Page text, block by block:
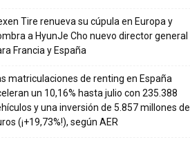
Tire renueva su cúpula en Europa y
a HyunJe Cho nuevo director general
Francia y España
matriculaciones de renting en España
un 10,16% hasta julio con 235.388
y una inversión de 5.857 millones de
(¡+19,73%!), según AER